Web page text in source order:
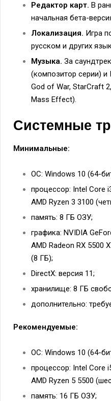
Редактор карт. В
начальная бета-
Локализация. Игра
русском и других
Музыка. За
(композитор серии) и
God of War, StarCraft
Mass Effect).
Системные
Минимальные:
ОС: Windows 10 (64-
процессор: Intel Core
AMD Ryzen 3 3100
память: 8 ГБ ОЗУ;
графика: NVIDIA
AMD Radeon RX 5500
(8 ГБ);
DirectX: версия 11;
хранилище: 8 ГБ
дополнительно:
Рекомендуемые:
ОС: Windows 10 (64-
процессор: Intel Core
AMD Ryzen 5 5500
память: 16 ГБ ОЗУ;